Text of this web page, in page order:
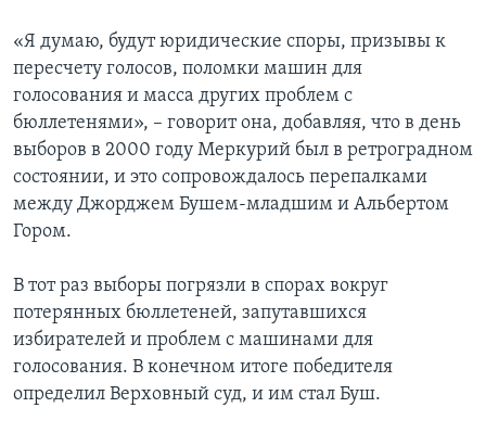
«Я думаю, будут юридические споры, призывы к
пересчету голосов, поломки машин для
голосования и масса других проблем с
бюллетенями», – говорит она, добавляя, что в день
выборов в 2000 году Меркурий был в ретроградном
состоянии, и это сопровождалось перепалками
между Джорджем Бушем-младшим и Альбертом
Гором.
В тот раз выборы погрязли в спорах вокруг
потерянных бюллетеней, запутавшихся
избирателей и проблем с машинами для
голосования. В конечном итоге победителя
определил Верховный суд, и им стал Буш.